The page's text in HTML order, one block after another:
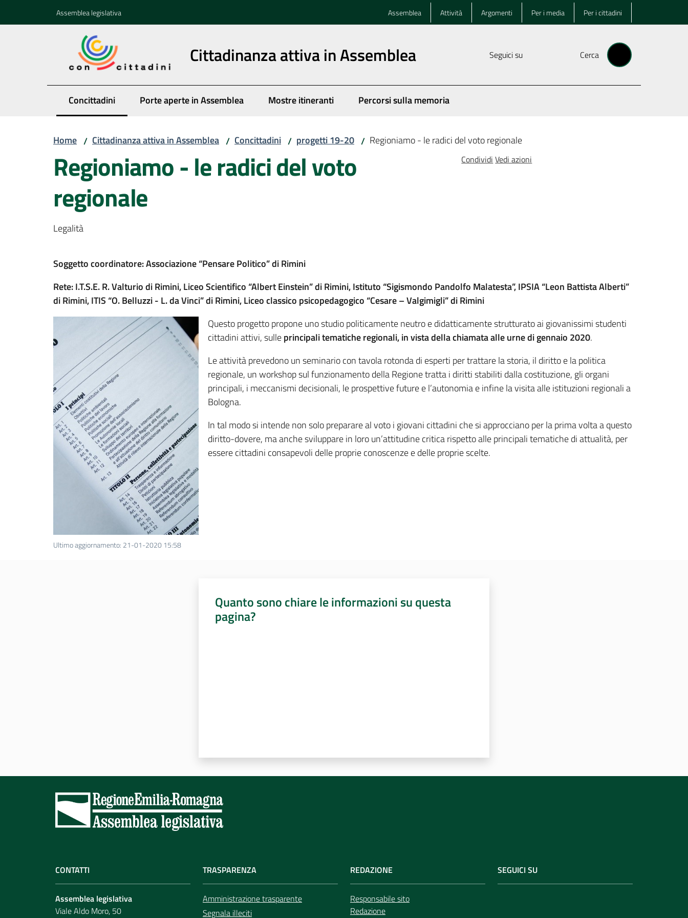
Assemblea legislativa Assemblea Attività Argomenti Per i media Per i cittadini
Cittadinanza attiva in Assemblea Seguici su Cerca
Concittadini
Menu selezionato Porte aperte in Assemblea Mostre itineranti Percorsi sulla memoria
Home / Cittadinanza attiva in Assemblea / Concittadini / progetti 19-20 / Regioniamo - le radici del voto regionale
Regioniamo - le radici del voto
regionale
Legalità
Condividi Vedi azioni
Soggetto coordinatore: Associazione “Pensare Politico” di Rimini
Rete: I.T.S.E. R. Valturio di Rimini, Liceo Scientifico “Albert Einstein” di Rimini, Istituto “Sigismondo Pandolfo Malatesta”, IPSIA “Leon Battista Alberti”
di Rimini, ITIS “O. Belluzzi - L. da Vinci” di Rimini, Liceo classico psicopedagogico “Cesare – Valgimigli” di Rimini
Questo progetto propone uno studio politicamente neutro e didatticamente strutturato ai giovanissimi studenti
cittadini attivi, sulleprincipali tematiche regionali, in vista della chiamata alle urne di gennaio 2020.
Le attività prevedono un seminario con tavola rotonda di esperti per trattare la storia, il diritto e la politica
regionale, un workshop sul funzionamento della Regione tratta i diritti stabiliti dalla costituzione, gli organi
principali, i meccanismi decisionali, le prospettive future e l’autonomia e infine la visita alle istituzioni regionali a
Bologna.
In tal modo si intende non solo preparare al voto i giovani cittadini che si approcciano per la prima volta a questo
diritto-dovere, ma anche sviluppare in loro un’attitudine critica rispetto alle principali tematiche di attualità, per
essere cittadini consapevoli delle proprie conoscenze e delle proprie scelte.
Ultimo aggiornamento: 21-01-2020 15:58
Quanto sono chiare le informazioni su questa
pagina?
CONTATTI
Assemblea legislativa
Viale Aldo Moro, 50
TRASPARENZA
Amministrazione trasparente
Segnala illeciti
REDAZIONE
Responsabile sito
Redazione
SEGUICI SU